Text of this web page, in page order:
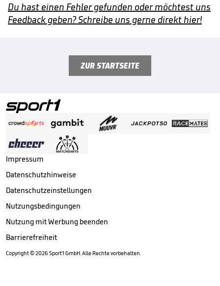
Du hast einen Fehler gefunden oder möchtest uns
Feedback geben? Schreibe uns gerne direkt hier!
ZUR STARTSEITE
Impressum
Datenschutzhinweise
Datenschutzeinstellungen
Nutzungsbedingungen
Nutzung mit Werbung beenden
Barrierefreiheit
Copyright ©2026 Sport1 GmbH. Alle Rechte vorbehalten.